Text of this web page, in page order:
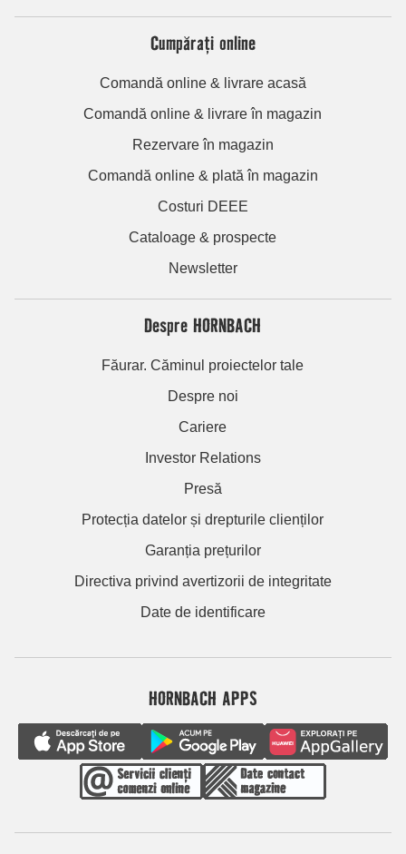
Cumpărați online
Comandă online & livrare acasă
Comandă online & livrare în magazin
Rezervare în magazin
Comandă online & plată în magazin
Costuri DEEE
Cataloage & prospecte
Newsletter
Despre HORNBACH
Făurar. Căminul proiectelor tale
Despre noi
Cariere
Investor Relations
Presă
Protecția datelor și drepturile clienților
Garanția prețurilor
Directiva privind avertizorii de integritate
Date de identificare
HORNBACH APPS